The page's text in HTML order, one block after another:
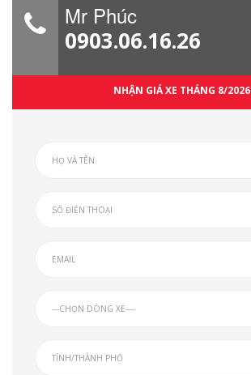
Mr Phúc
0903.06.16.26
NHẬN GIÁ XE THÁNG 8/2026